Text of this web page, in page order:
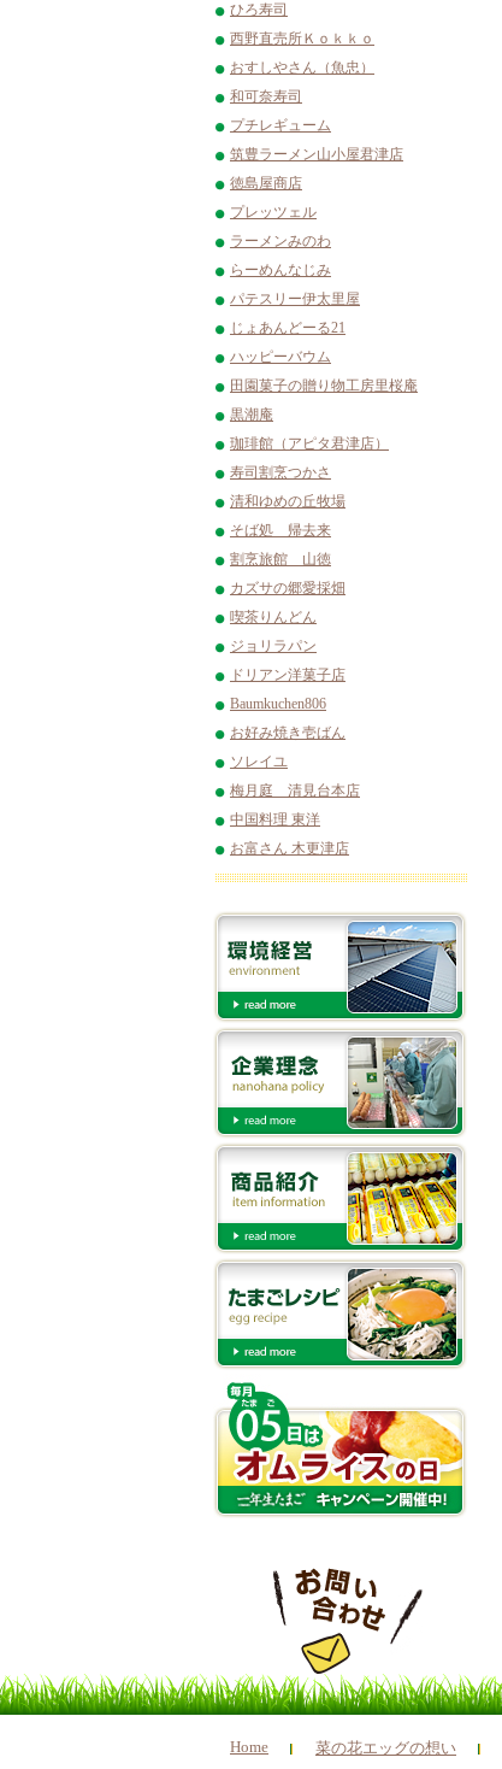
ひろ寿司
西野直売所Ｋｏｋｋｏ
おすしやさん（魚忠）
和可奈寿司
プチレギューム
筑豊ラーメン山小屋君津店
徳島屋商店
プレッツェル
ラーメンみのわ
らーめんなじみ
パテスリー伊太里屋
じょあんどーる21
ハッピーバウム
田園菓子の贈り物工房里桜庵
黒潮庵
珈琲館（アピタ君津店）
寿司割烹つかさ
清和ゆめの丘牧場
そば処 帰去来
割烹旅館 山徳
カズサの郷愛採畑
喫茶りんどん
ジョリラパン
ドリアン洋菓子店
Baumkuchen806
お好み焼き壱ばん
ソレイユ
梅月庭 清見台本店
中国料理 東洋
お富さん 木更津店
Home 菜の花エッグの想い